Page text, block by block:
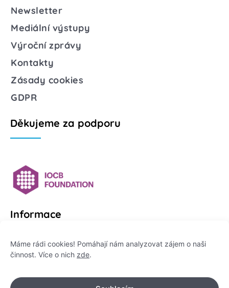
Máme rádi cookies! Pomáhají nám analyzovat zájem o naši
činnost. Více o nich zde.
Newsletter
Mediální výstupy
Výroční zprávy
Kontakty
Zásady cookies
GDPR
Děkujeme za podporu
Informace
Platformu Zeptej se vědce provozuje:
IČO: 178 47 389